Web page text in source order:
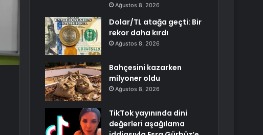
Ağustos 8, 2026
Dolar/TL atağa geçti: Bir
rekor daha kırdı
Ağustos 8, 2026
Bahçesini kazarken
milyoner oldu
Ağustos 8, 2026
TikTok yayınında dini
değerleri aşağılama